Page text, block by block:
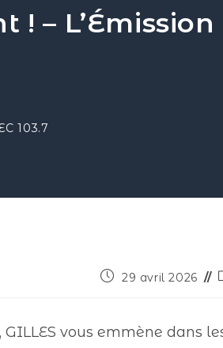
L’Émission
103.7
29 avril 2026
vous emmène dans